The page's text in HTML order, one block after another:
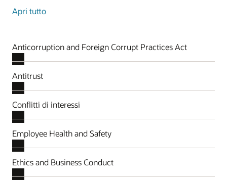
Apri tutto
Anticorruption and Foreign Corrupt Practices Act
Antitrust
Conflitti di interessi
Employee Health and Safety
Ethics and Business Conduct